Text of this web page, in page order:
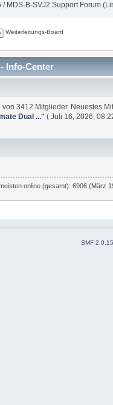
MDS-B-SVJ2 Support Forum
Weiterleitungs-Board
Info-Center
3412 Mitglieder. Neuestes
Dual ..." ( Juli 16, 2026,
meisten online (gesamt): 6906 (März
SMF 2.0.15